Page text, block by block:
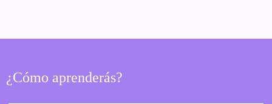
¿Cómo aprenderás?